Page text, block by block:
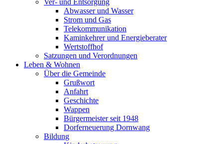
Ver- und Entsorgung
Abwasser und Wasser
Strom und Gas
Telekommunikation
Kaminkehrer und Energieberater
Wertstoffhof
Satzungen und Verordnungen
Leben & Wohnen
Über die Gemeinde
Grußwort
Anfahrt
Geschichte
Wappen
Bürgermeister seit 1948
Dorferneuerung Dornwang
Bildung